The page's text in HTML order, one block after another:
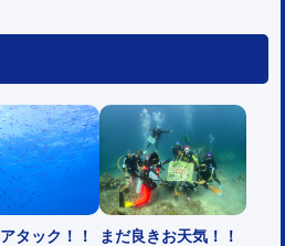
タック！！ まだ良きお天気！！